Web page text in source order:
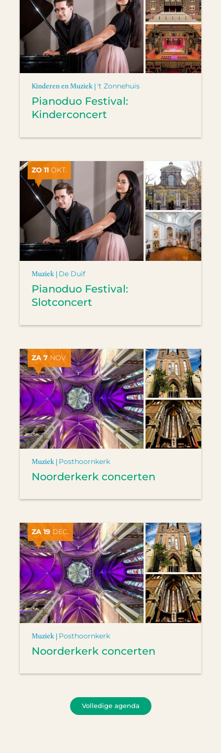
Kinderen en Muziek | 't Zonnehuis
Pianoduo Festival:
Kinderconcert
ZO 11 OKT.
Muziek | De Duif
Pianoduo Festival:
Slotconcert
ZA 7 NOV.
Muziek | Posthoornkerk
Noorderkerk concerten
ZA 19 DEC.
Muziek | Posthoornkerk
Noorderkerk concerten
Volledige agenda